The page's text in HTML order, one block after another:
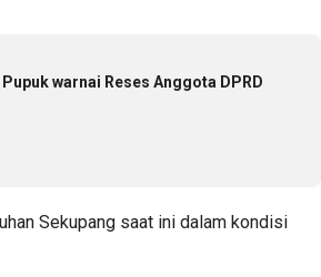
warnai Reses Anggota DPRD
Sekupang saat ini dalam kondisi